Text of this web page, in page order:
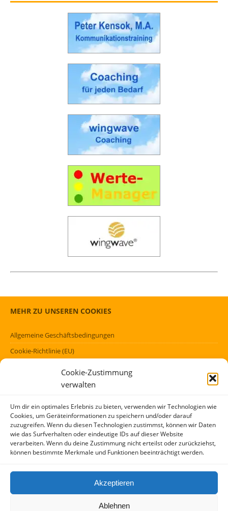
Cookie-Zustimmung
verwalten
Um dir ein optimales Erlebnis zu bieten, verwenden wir Technologien wie
Cookies, um Geräteinformationen zu speichern und/oder darauf
zuzugreifen. Wenn du diesen Technologien zustimmst, können wir Daten
wie das Surfverhalten oder eindeutige IDs auf dieser Website
verarbeiten. Wenn du deine Zustimmung nicht erteilst oder zurückziehst,
können bestimmte Merkmale und Funktionen beeinträchtigt werden.
Akzeptieren
Ablehnen
MEHR ZU UNSEREN COOKIES
Allgemeine Geschäftsbedingungen
Cookie-Richtlinie (EU)
FÖRMLICHES
Kontakt
AGBs
Impressum und Datenschutzerklärung